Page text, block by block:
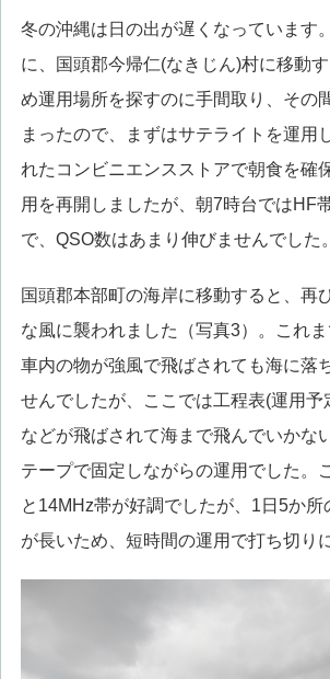
冬の沖縄は日の出が遅くなっています
に、国頭郡今帰仁(なきじん)村に移動
め運用場所を探すのに手間取り、その
まったので、まずはサテライトを運用
れたコンビニエンスストアで朝食を確
用を再開しましたが、朝7時台ではHF
で、QSO数はあまり伸びませんでした。
国頭郡本部町の海岸に移動すると、再
な風に襲われました（写真3）。これ
車内の物が強風で飛ばされても海に落
せんでしたが、ここでは工程表(運用予
などが飛ばされて海まで飛んでいかな
テープで固定しながらの運用でした。
と14MHz帯が好調でしたが、1日5か所
が長いため、短時間の運用で打ち切り